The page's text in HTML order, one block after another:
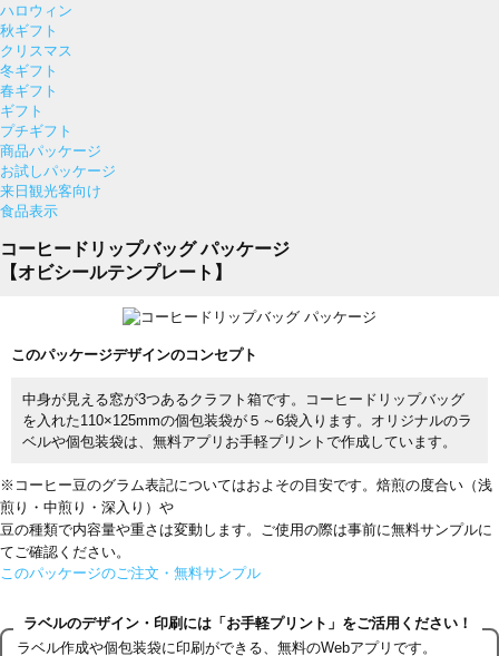
ハロウィン
秋ギフト
クリスマス
冬ギフト
春ギフト
ギフト
プチギフト
商品パッケージ
お試しパッケージ
来日観光客向け
食品表示
コーヒードリップバッグ パッケージ
【オビシールテンプレート】
このパッケージデザインのコンセプト
中身が見える窓が3つあるクラフト箱です。コーヒードリップバッグ
を入れた110×125mmの個包装袋が５～6袋入ります。オリジナルのラ
ベルや個包装袋は、無料アプリお手軽プリントで作成しています。
※コーヒー豆のグラム表記についてはおよその目安です。焙煎の度合い（浅
煎り・中煎り・深入り）や
豆の種類で内容量や重さは変動します。ご使用の際は事前に無料サンプルに
てご確認ください。
このパッケージのご注文・無料サンプル
ラベルのデザイン・印刷には「お手軽プリント」をご活用ください！
ラベル作成や個包装袋に印刷ができる、無料のWebアプリです。